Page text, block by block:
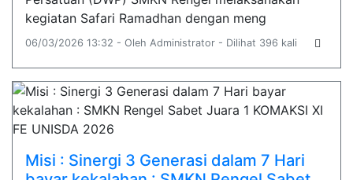
kegiatan Safari Ramadhan dengan meng
06/03/2026 13:32 - Oleh Administrator - Dilihat 396 kali
Misi : Sinergi 3 Generasi dalam 7 Hari